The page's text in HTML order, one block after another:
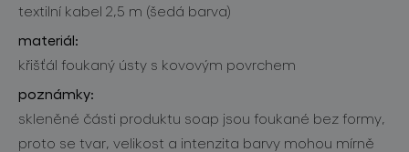
textilní kabel 2,5 m (šedá barva)
materiál:
křišťál foukaný ústy s kovovým povrchem
poznámky:
skleněné části produktu soap jsou foukané bez formy,
proto se tvar, velikost a intenzita barvy mohou mírně